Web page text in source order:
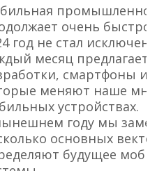
очень быстро
год не стал
месяц предлагает
смартфоны и
меняют наше
устройствах.
году мы
основных
будущее